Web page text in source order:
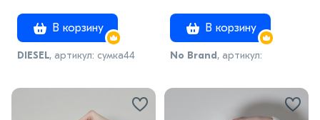
В корзину
DIESEL, артикул: сумка44
В корзину
No Brand, артикул: